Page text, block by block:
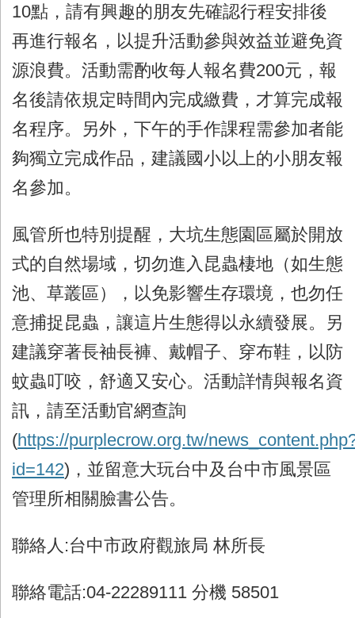
10點，請有興趣的朋友先確認行程安排後
再進行報名，以提升活動參與效益並避免資
源浪費。活動需酌收每人報名費200元，報
名後請依規定時間內完成繳費，才算完成報
名程序。另外，下午的手作課程需參加者能
夠獨立完成作品，建議國小以上的小朋友報
名參加。
風管所也特別提醒，大坑生態園區屬於開放
式的自然場域，切勿進入昆蟲棲地（如生態
池、草叢區），以免影響生存環境，也勿任
意捕捉昆蟲，讓這片生態得以永續發展。另
建議穿著長袖長褲、戴帽子、穿布鞋，以防
蚊蟲叮咬，舒適又安心。活動詳情與報名資
訊，請至活動官網查詢
(https://purplecrow.org.tw/
id=142)，並留意大玩台中及台中市風景區
管理所相關臉書公告。
聯絡人:台中市政府觀旅局 林所長
聯絡電話:04-22289111 分機 58501